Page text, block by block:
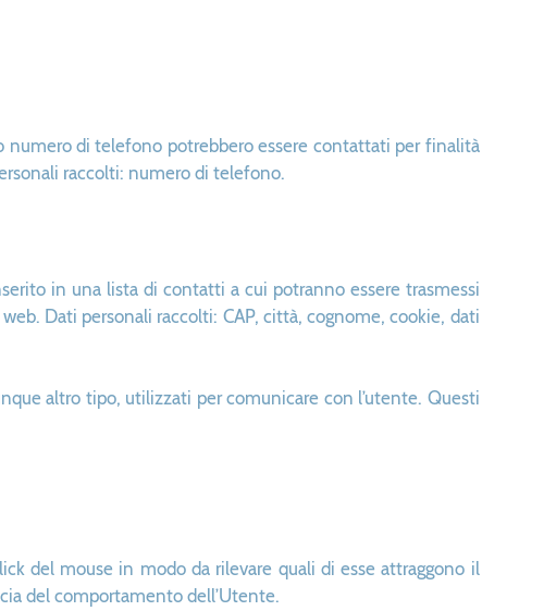
di telefono potrebbero essere contattati per finalità
raccolti: numero di telefono.
in una lista di contatti a cui potranno essere trasmessi
Dati personali raccolti: CAP, città, cognome, cookie, dati
altro tipo, utilizzati per comunicare con l’utente. Questi
del mouse in modo da rilevare quali di esse attraggono il
del comportamento dell’Utente.